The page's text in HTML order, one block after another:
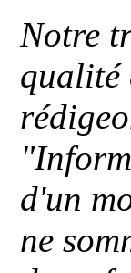
Notre
qualité
"
d'un
ne